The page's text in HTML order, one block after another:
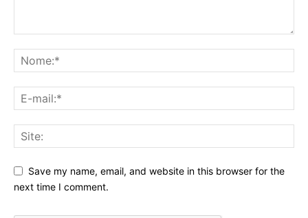
Save my name, email, and website in this browser for the
next time I comment.